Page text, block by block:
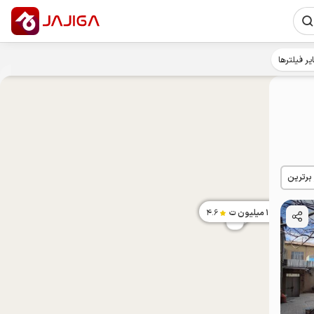
1.5میلیون ت 4.6
برترین
فیلترها